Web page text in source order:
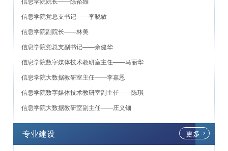
信息学院党总支书记——李晓敏
信息学院副院长——林美
信息学院党总支副书记——余健华
信息学院数字媒体技术教研室主任——马丽华
信息学院大数据教研室主任——李嘉恩
信息学院数字媒体技术教研室副主任——陈琪
信息学院大数据教研室副主任——庄义钿
专业建设 更多